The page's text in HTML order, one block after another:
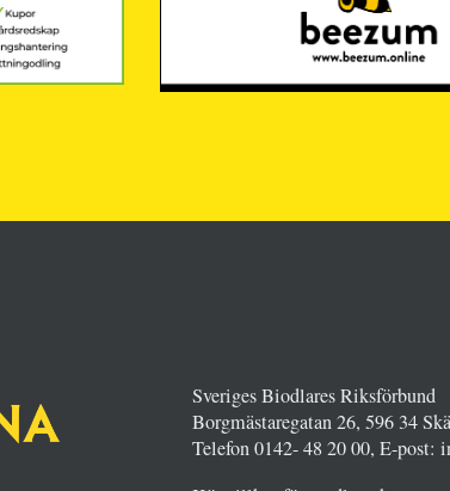
Sveriges Biodlares Riksförbund
Borgmästaregatan 26, 596 34
Telefon 0142- 48 20 00, E-post: